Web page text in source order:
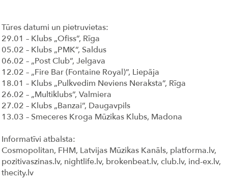
Tūres datumi un pietruvietas:
29.01 – Klubs „Ofiss”, Rīga
05.02 – Klubs „PMK”, Saldus
06.02 – „Post Club”, Jelgava
12.02 – „Fire Bar (Fontaine Royal)”, Liepāja
18.01 – Klubs „Pulkvedim Neviens Neraksta”, Rīga
26.02 – „Multiklubs”, Valmiera
27.02 – Klubs „Banzai”, Daugavpils
13.03 – Smeceres Kroga Mūzikas Klubs, Madona
Informatīvi atbalsta:
Cosmopolitan, FHM, Latvijas Mūzikas Kanāls, platforma.lv,
pozitivaszinas.lv, nightlife.lv, brokenbeat.lv, club.lv, ind-ex.lv,
thecity.lv